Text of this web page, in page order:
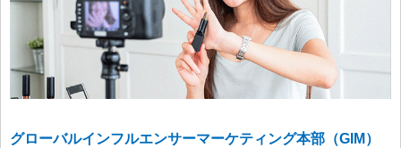
グローバルインフルエンサーマーケティング本部（GIM）